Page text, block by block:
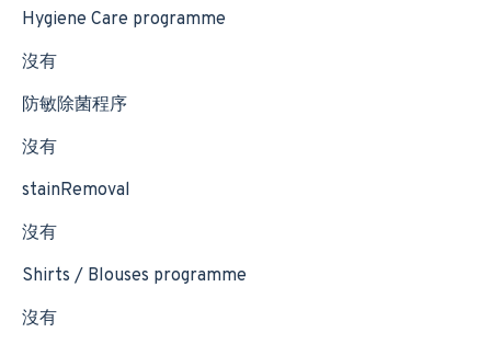
Hygiene Care programme
沒有
防敏除菌程序
沒有
stainRemoval
沒有
Shirts / Blouses programme
沒有